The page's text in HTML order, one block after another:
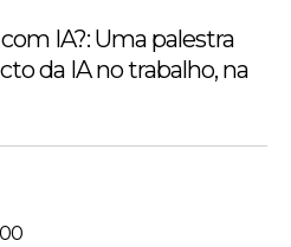
IA?: Uma palestra
da IA no trabalho, na